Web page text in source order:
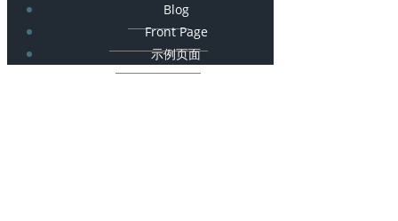
Blog
Front Page
示例页面